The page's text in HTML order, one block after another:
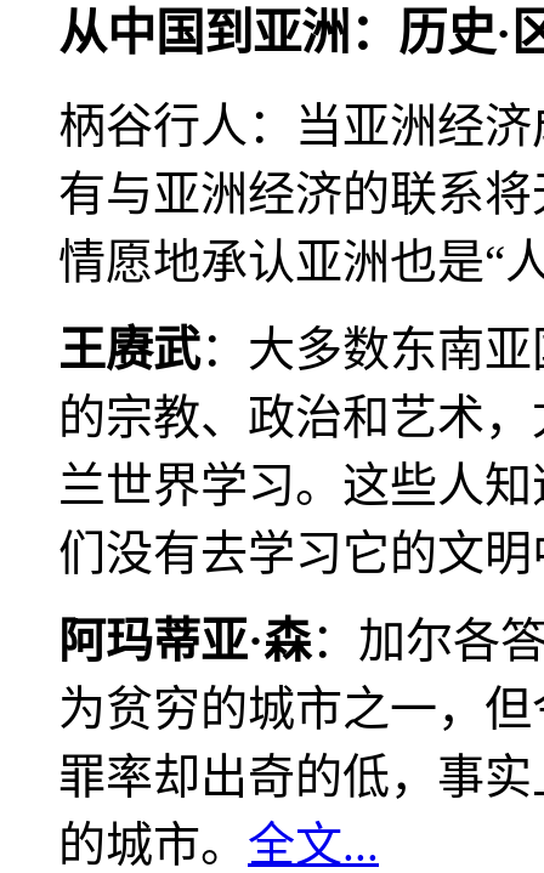
从中国到亚洲：历史·
柄谷行人：当亚洲经
有与亚洲经济的联系
情愿地承认亚洲也是“
王赓武：大多数东南
的宗教、政治和艺术
兰世界学习。这些人
们没有去学习它的文
阿玛蒂亚·森：加尔各
为贫穷的城市之一，
罪率却出奇的低，事
的城市。 全文...